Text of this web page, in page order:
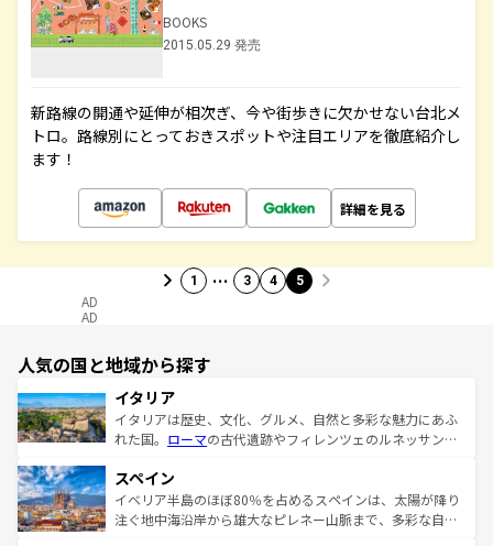
BOOKS
2015.05.29 発売
新路線の開通や延伸が相次ぎ、今や街歩きに欠かせない台北メ
トロ。路線別にとっておきスポットや注目エリアを徹底紹介し
ます！
詳細を見る
1 … 3 4 5
AD
AD
人気の国と地域から探す
イタリア
イタリアは歴史、文化、グルメ、自然と多彩な魅力にあふ
れた国。 ローマの古代遺跡やフィレンツェのルネッサンス
ろん、トスカーナの美しい田園風景やアマルフィ海岸の絶
景など、自然景観も見逃せない。観光の合間には、本場の
ピザやパスタなど、絶品のイタリア料理を堪能することも
スペイン
イベリア半島のほぼ80％を占めるスペインは、太陽が降り
注ぐ地中海沿岸から雄大なピレネー山脈まで、多彩な自然